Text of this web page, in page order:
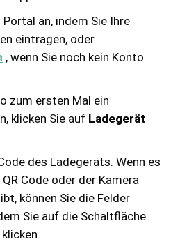
an, indem Sie Ihre
eintragen, oder
, wenn Sie noch kein Konto
zum ersten Mal ein
klicken Sie auf Ladegerät
des Ladegeräts. Wenn es
Code oder der Kamera
können Sie die Felder
Sie auf die Schaltfläche
klicken.